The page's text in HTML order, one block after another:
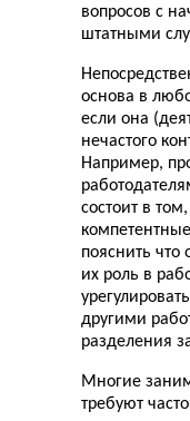
вопросов с
штатными
основа в
если она
нечастого
Например,
состоит в
пояснить что
их роль в
другими
разделения
Многие
требуют